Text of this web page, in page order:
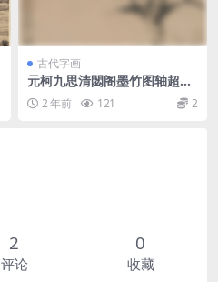
古代字画
元柯九思清閟阁墨竹图轴超清
纸本2 年前 121 2
2
评论
0
收藏